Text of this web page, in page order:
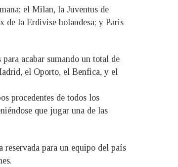
el Milan, la Juventus de
la Erdivise holandesa; y Paris
acabar sumando un total de
el Oporto, el Benfica, y el
procedentes de todos los
que jugar una de las
reservada para un equipo del país